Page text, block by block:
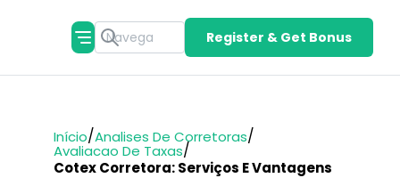
Register & Get Bonus
Início/Analises De Corretoras/
Avaliacao De Taxas/
Cotex Corretora: Serviços E Vantagens